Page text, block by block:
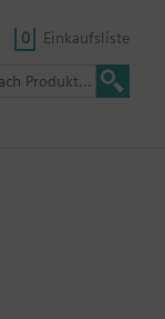
0 Einkaufsliste